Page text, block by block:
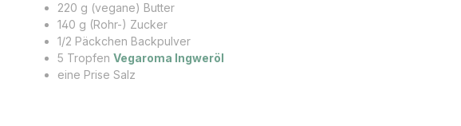
220 g (vegane) Butter
140 g (Rohr-) Zucker
1/2 Päckchen Backpulver
5 Tropfen Vegaroma Ingweröl
eine Prise Salz